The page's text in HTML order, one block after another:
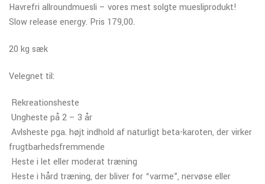
Havrefri allroundmuesli – vores mest solgte muesliprodukt!
Slow release energy. Pris 179,00.
20 kg sæk
Velegnet til:
 Rekreationsheste
 Ungheste på 2 – 3 år
 Avlsheste pga. højt indhold af naturligt beta-karoten, der virker
frugtbarhedsfremmende
 Heste i let eller moderat træning
 Heste i hård træning, der bliver for “varme”, nervøse eller